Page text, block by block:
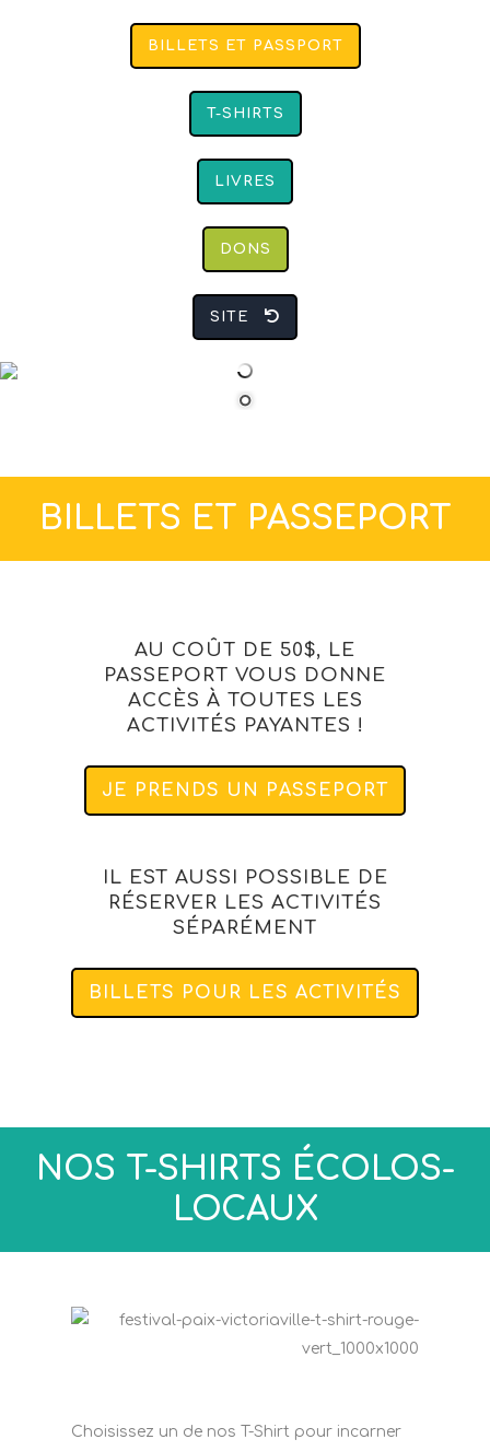
BILLETS ET PASSPORT
T-SHIRTS
LIVRES
DONS
SITE
BILLETS ET PASSEPORT
AU COÛT DE 50$, LE
PASSEPORT VOUS DONNE
ACCÈS À TOUTES LES
ACTIVITÉS PAYANTES !
JE PRENDS UN PASSEPORT
IL EST AUSSI POSSIBLE DE
RÉSERVER LES ACTIVITÉS
SÉPARÉMENT
BILLETS POUR LES ACTIVITÉS
NOS T-SHIRTS ÉCOLOS-
LOCAUX
Choisissez un de nos T-Shirt pour incarner